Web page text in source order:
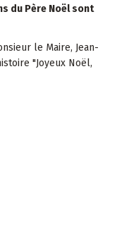
du Père Noël sont
le Maire, Jean-
"Joyeux Noël,